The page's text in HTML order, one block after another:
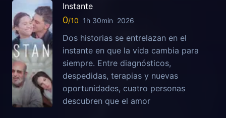
Instante
0 1h 30min 2026
Dos historias se entrelazan en el
instante en que la vida cambia para
siempre. Entre diagnósticos,
despedidas, terapias y nuevas
oportunidades, cuatro personas
descubren que el amor